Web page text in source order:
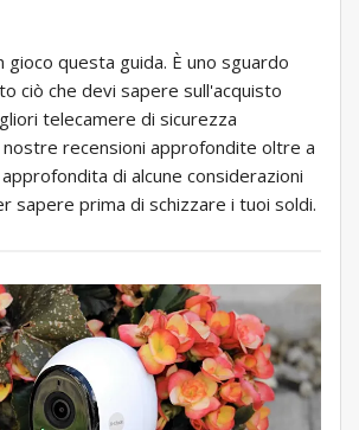
gioco questa guida. È uno sguardo
ciò che devi sapere sull'acquisto
telecamere di sicurezza
recensioni approfondite oltre a
di alcune considerazioni
sapere prima di schizzare i tuoi soldi.